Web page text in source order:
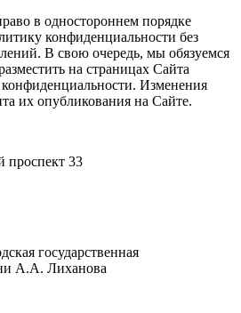
в одностороннем порядке
конфиденциальности без
В свою очередь, мы обязуемся
на страницах Сайта
Изменения
их опубликования на Сайте.
проспект 33
государственная
А.А. Лиханова